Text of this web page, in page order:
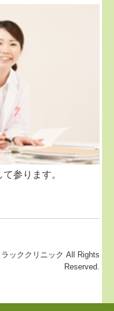
参ります。
ッククリニック All Rights
Reserved.